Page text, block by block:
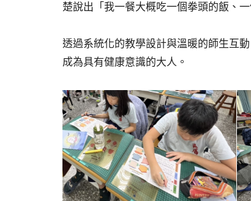
楚說出「我一餐大概吃一個拳頭的飯、一
透過系統化的教學設計與溫暖的師生互
成為具有健康意識的大人。